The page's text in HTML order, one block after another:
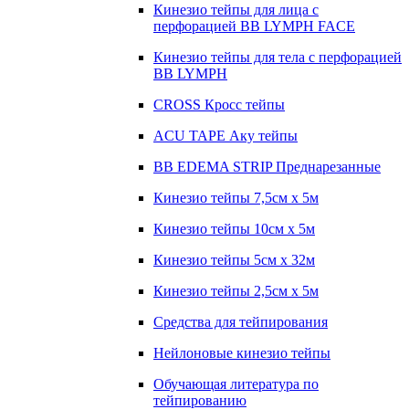
Кинезио тейпы для лица с
перфорацией BB LYMPH FACE
Кинезио тейпы для тела с перфорацией
BB LYMPH
CROSS Кросс тейпы
ACU TAPE Аку тейпы
BB EDEMA STRIP Преднарезанные
Кинезио тейпы 7,5см x 5м
Кинезио тейпы 10см х 5м
Кинезио тейпы 5см x 32м
Кинезио тейпы 2,5см x 5м
Средства для тейпирования
Нейлоновые кинезио тейпы
Обучающая литература по
тейпированию